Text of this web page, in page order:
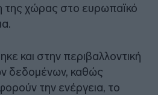
της χώρας στο ευρωπαϊκό
και στην περιβαλλοντική
δεδομένων, καθώς
την ενέργεια, το